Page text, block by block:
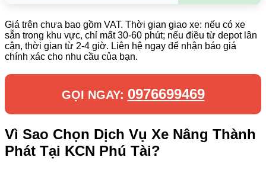
Giá trên chưa bao gồm VAT. Thời gian giao xe: nếu có xe
sẵn trong khu vực, chỉ mất 30-60 phút; nếu điều từ depot lân
cận, thời gian từ 2-4 giờ. Liên hệ ngay để nhận báo giá
chính xác cho nhu cầu của bạn.
GỌI NGAY: 0976699469
Vì Sao Chọn Dịch Vụ Xe Nâng Thành
Phát Tại KCN Phú Tài?